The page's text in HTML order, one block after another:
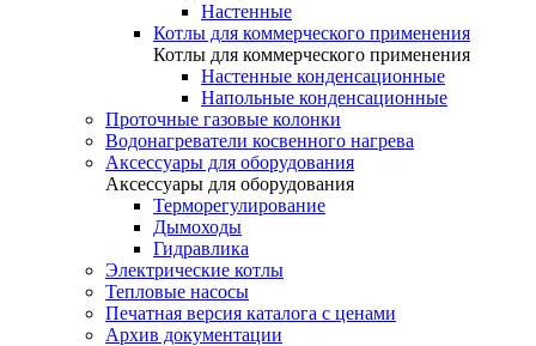
Настенные
Котлы для коммерческого применения
Котлы для коммерческого применения
Настенные конденсационные
Напольные конденсационные
Проточные газовые колонки
Водонагреватели косвенного нагрева
Аксессуары для оборудования
Аксессуары для оборудования
Терморегулирование
Дымоходы
Гидравлика
Электрические котлы
Тепловые насосы
Печатная версия каталога с ценами
Архив документации